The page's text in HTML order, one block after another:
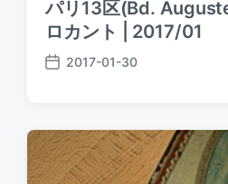
パリ13区(Bd.
ロカント | 2017/01
P
t
2017-01-30